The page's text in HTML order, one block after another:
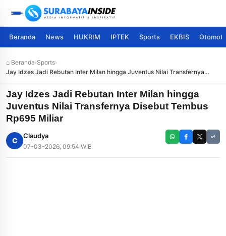
Beranda News HUKRIM IPTEK Sports EKBIS
⌂ Beranda›Sports›
Jay Idzes Jadi Rebutan Inter Milan hingga Juventus Nilai Transfernya
Disebut Tembus Rp695 Miliar
Jay Idzes Jadi Rebutan Inter Milan hingga
Juventus Nilai Transfernya Disebut Tembus
Rp695 Miliar
C
Claudya
07-03-2026, 09:54 WIB